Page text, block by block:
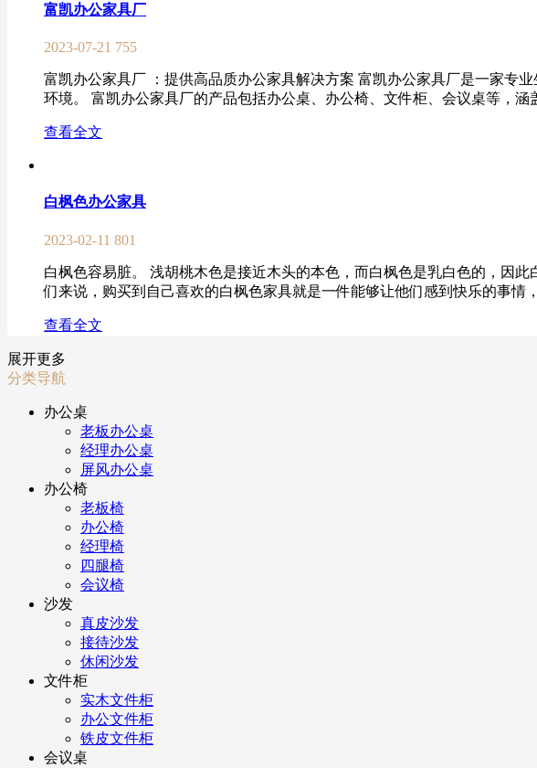
富凯办公家具厂
2023-07-21 755
富凯办公家具厂 ：提供高品质办公家具解决方案 富凯办公家具厂是一家专
环境。 富凯办公家具厂的产品包括办公桌、办公椅、文件柜、会议桌等，涵
查看全文
白枫色办公家具
2023-02-11 801
白枫色容易脏。 浅胡桃木色是接近木头的本色，而白枫色是乳白色的，因
们来说，购买到自己喜欢的白枫色家具就是一件能够让他们感到快乐的事情
查看全文
展开更多
分类导航
办公桌
老板办公桌
经理办公桌
屏风办公桌
办公椅
老板椅
办公椅
经理椅
四腿椅
会议椅
沙发
真皮沙发
接待沙发
休闲沙发
文件柜
实木文件柜
办公文件柜
铁皮文件柜
会议桌